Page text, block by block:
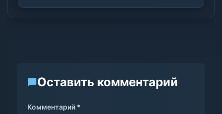
Оставить комментарий
Комментарий *